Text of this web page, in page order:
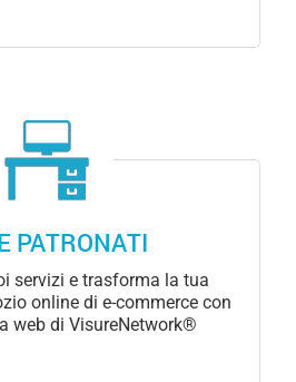
PATRONATI
servizi e trasforma la tua
online di e-commerce con
web di VisureNetwork®